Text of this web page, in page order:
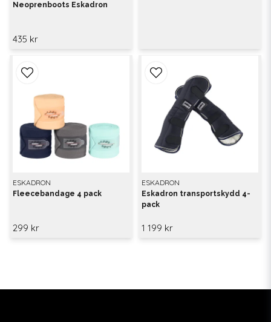
Neoprenboots Eskadron
435 kr
ESKADRON
Fleecebandage 4 pack
299 kr
ESKADRON
Eskadron transportskydd 4-
pack
1 199 kr